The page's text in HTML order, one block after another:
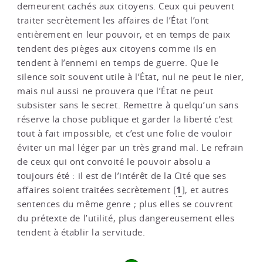
demeurent cachés aux citoyens. Ceux qui peuvent
traiter secrètement les affaires de l’État l’ont
entièrement en leur pouvoir, et en temps de paix
tendent des pièges aux citoyens comme ils en
tendent à l’ennemi en temps de guerre. Que le
silence soit souvent utile à l’État, nul ne peut le nier,
mais nul aussi ne prouvera que l’État ne peut
subsister sans le secret. Remettre à quelqu’un sans
réserve la chose publique et garder la liberté c’est
tout à fait impossible, et c’est une folie de vouloir
éviter un mal léger par un très grand mal. Le refrain
de ceux qui ont convoité le pouvoir absolu a
toujours été : il est de l’intérêt de la Cité que ses
affaires soient traitées secrètement [1], et autres
sentences du même genre ; plus elles se couvrent
du prétexte de l’utilité, plus dangereusement elles
tendent à établir la servitude.